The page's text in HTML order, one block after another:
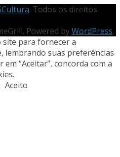
. Todos os direitos
Powered byWordPress.
site para fornecer a
lembrando suas preferências
“Aceitar”, concorda com a
Aceito